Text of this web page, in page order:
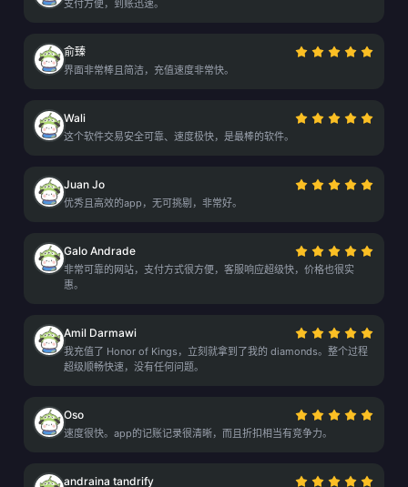
支付方便，到账迅速。
俞臻
界面非常棒且简洁，充值速度非常快。
Wali
这个软件交易安全可靠、速度极快，是最棒的软件。
Juan Jo
优秀且高效的app，无可挑剔，非常好。
Galo Andrade
非常可靠的网站，支付方式很方便，客服响应超级快，价格也很实
惠。
Amil Darmawi
我充值了 Honor of Kings，立刻就拿到了我的 diamonds。整个过程
超级顺畅快速，没有任何问题。
Oso
速度很快。app的记账记录很清晰，而且折扣相当有竞争力。
andraina tandrify